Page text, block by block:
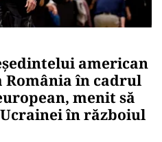
american
România în cadrul
menit să
în războiul